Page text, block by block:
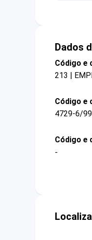
Dados
Código e
213 |
Código e
4729-6/
Código e
-